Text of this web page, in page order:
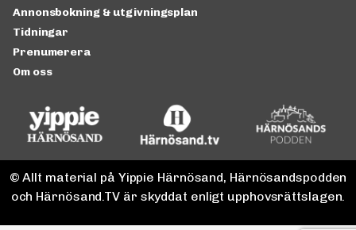
Annonsbokning & utgivningsplan
Tidningar
Prenumerera
Om oss
© Allt material på Yippie Härnösand, Härnösandspodden
och Härnösand.TV är skyddat enligt upphovsrättslagen.